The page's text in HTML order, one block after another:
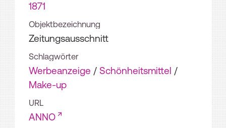
1871
Objektbezeichnung
Zeitungsausschnitt
Schlagwörter
Werbeanzeige / Schönheitsmittel /
Make-up
URL
ANNO